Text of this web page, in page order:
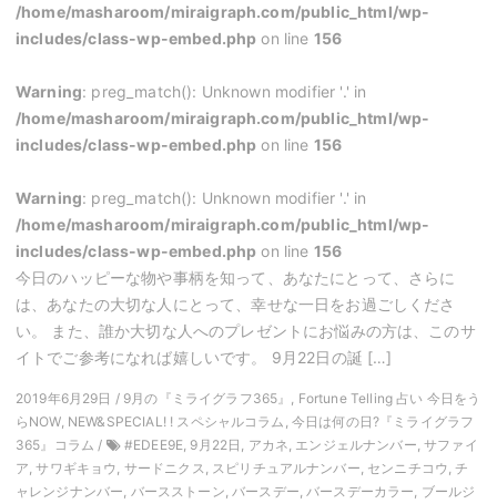
/home/masharoom/miraigraph.com/public_html/wp-
includes/class-wp-embed.php on line 156
Warning: preg_match(): Unknown modifier '.' in
/home/masharoom/miraigraph.com/public_html/wp-
includes/class-wp-embed.php on line 156
Warning: preg_match(): Unknown modifier '.' in
/home/masharoom/miraigraph.com/public_html/wp-
includes/class-wp-embed.php on line 156
今日のハッピーな物や事柄を知って、あなたにとって、さらに
は、あなたの大切な人にとって、幸せな一日をお過ごしくださ
い。 また、誰か大切な人へのプレゼントにお悩みの方は、このサ
イトでご参考になれば嬉しいです。 9月22日の誕 […]
2019年6月29日 / 9月の『ミライグラフ365』, Fortune Telling 占い 今日をう
らNOW, NEW&SPECIAL! ! スペシャルコラム, 今日は何の日?『ミライグラフ
365』コラム /
#EDEE9E, 9月22日, アカネ, エンジェルナンバー, サファイ
ア, サワギキョウ, サードニクス, スピリチュアルナンバー, センニチコウ, チ
ャレンジナンバー, バースストーン, バースデー, バースデーカラー, ブールジ